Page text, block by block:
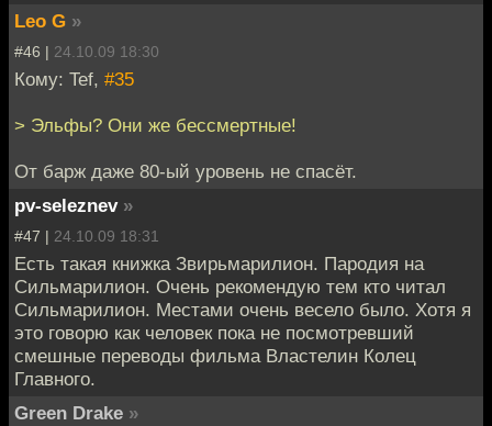
Leo G »
#46 | 24.10.09 18:30
Кому: Tef, #35
> Эльфы? Они же бессмертные!
От барж даже 80-ый уровень не спасёт.
pv-seleznev »
#47 | 24.10.09 18:31
Есть такая книжка Звирьмарилион. Пародия на
Сильмарилион. Очень рекомендую тем кто читал
Сильмарилион. Местами очень весело было. Хотя я
это говорю как человек пока не посмотревший
смешные переводы фильма Властелин Колец
Главного.
Green Drake »